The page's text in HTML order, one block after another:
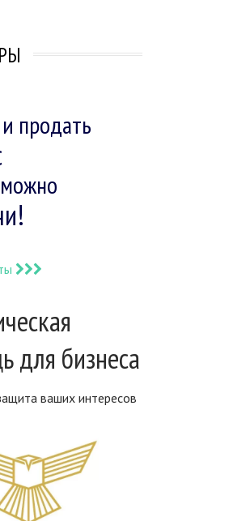
продать
для бизнеса
ваших интересов